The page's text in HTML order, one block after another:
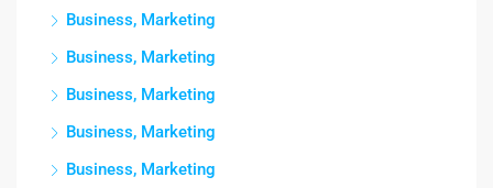
Business, Marketing
Business, Marketing
Business, Marketing
Business, Marketing
Business, Marketing